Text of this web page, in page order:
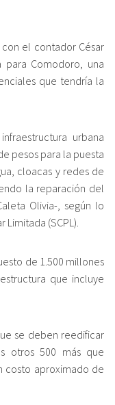
el contador César
Comodoro, una
que tendría la
urbana
pesos para la puesta
cloacas y redes de
la reparación del
Olivia-, según lo
(SCPL).
de 1.500 millones
que incluye
se deben reedificar
otros 500 más que
costo aproximado de